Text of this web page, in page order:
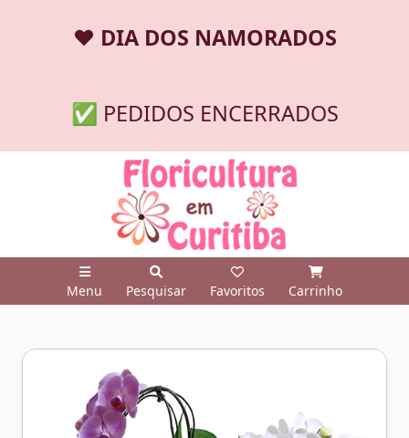
❤️ DIA DOS NAMORADOS
✅ PEDIDOS ENCERRADOS
Menu Pesquisar Favoritos Carrinho